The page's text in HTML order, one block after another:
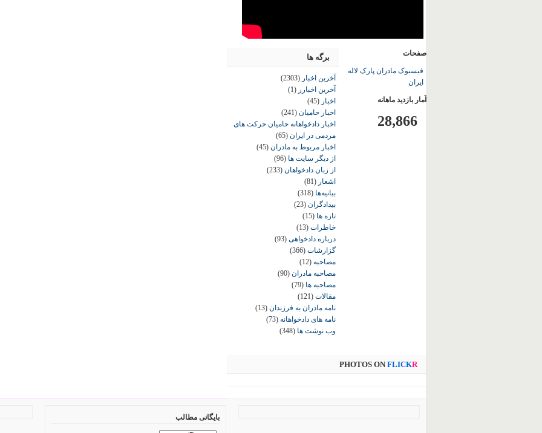
برگه ها
آخرین اخبار (2303)
آخرین اخبارر (1)
اخبار (45)
اخبار حامیان (241)
اخبار دادخواهانه حامیان حرکت های
مردمی در ایران (65)
اخبار مربوط به مادران (45)
از دیگر سایت ها (96)
از زبان دادخواهان (233)
اشعار (81)
بیانیه‌ها (318)
بیدادگران (23)
تازه ها (15)
خاطرات (13)
درباره دادخواهی (93)
گزارشات (366)
مصاحبه (12)
مصاحبه مادران (90)
مصاحبه ها (79)
مقالات (121)
نامه مادران به فرزندان (13)
نامه های دادخواهانه (73)
وب نوشت ها (348)
صفحات
فیسبوک مادران پارک لاله
ایران
آمار بازدید ماهانه
28,866
PHOTOS ON FLICKR
بایگانی مطالب